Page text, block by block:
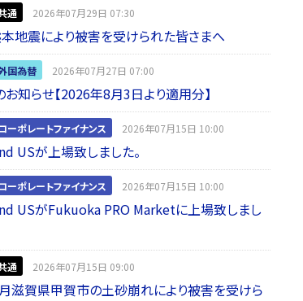
通 2026年07月29日 07:30
地震により被害を受けられた皆さまへ
国為替 2026年07月27日 07:00
知らせ【2026年8月3日より適用分】
コーポレートファイナンス 2026年07月15日 10:00
USが上場致しました。
コーポレートファイナンス 2026年07月15日 10:00
USがFukuoka PRO Marketに上場致しまし
通 2026年07月15日 09:00
滋賀県甲賀市の土砂崩れにより被害を受けら